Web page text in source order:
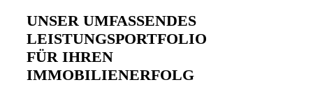
UNSER UMFASSENDES
LEISTUNGSPORTFOLIO
FÜR IHREN
IMMOBILIENERFOLG